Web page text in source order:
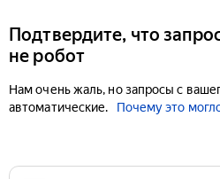
Подтвердите, что
не робот
Нам очень жаль, но запросы с
автоматические.
Почему это